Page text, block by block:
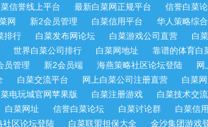
信誉线上平台 最新白菜网正规平台 信誉白菜
网 新2会员管理 白菜信用平台 华人策略综
排行 白菜发布网论坛 白菜游戏公司直营 白
世界白菜公司排行 白菜网地址 靠谱的体育白
员管理 新2会员端 海燕策略社区论坛登陆 网
白菜交流平台 网上白菜公司注册直营 白菜
电玩城官网苹果版 白菜注册游戏 白菜技术交
白菜网址 信誉白菜论坛 白菜讨论群 白菜信
社区论坛登陆 白菜联盟担保大全 金沙集团游戏